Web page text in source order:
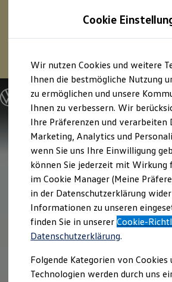
Hauptinhalt
springen
Footer
springen
Profitieren Sie von bis zu6.000 € 1
Hybridmodelle.
Mehr zur E‑Auto-Förderung
Modelle und Konfigurator
Konfigurator
Modelle vergleichen
Konfiguration laden
Autosuche
Elektroautos
ENERGY Sondermodelle
Nutzfahrzeuge
SUV und CUV
Familienautos
Kombis
Kompaktwagen
Sportwagen
Schnell verfügbare Fahrzeuge
Angebote und Produkte
Aktuelle Angebote
E-Auto-Förderung
Volkswagen Marktplatz
Cookie
Wir nutzen Cookies und weitere
Ihnen die bestmögliche Nutzung
zu ermöglichen und unsere
Ihnen zu verbessern. Wir
Ihre Präferenzen und verarbeiten
Marketing, Analytics und
wenn Sie uns Ihre Einwilligung
können Sie jederzeit mit Wirkung
im Cookie Manager (Meine
in der Datenschutzerklärung
Informationen zu unseren
finden Sie in unsererCookie-
Datenschutzerklärung.
Folgende Kategorien von Cookies
Technologien werden durch uns